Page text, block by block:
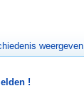
!
weergeven